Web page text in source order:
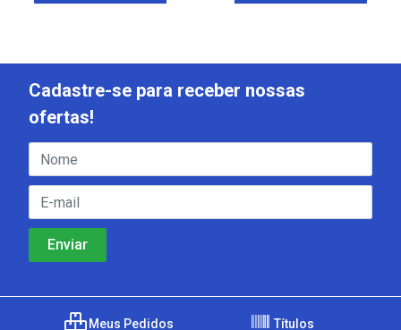
Cadastre-se para receber nossas
ofertas!
Meus Pedidos Títulos